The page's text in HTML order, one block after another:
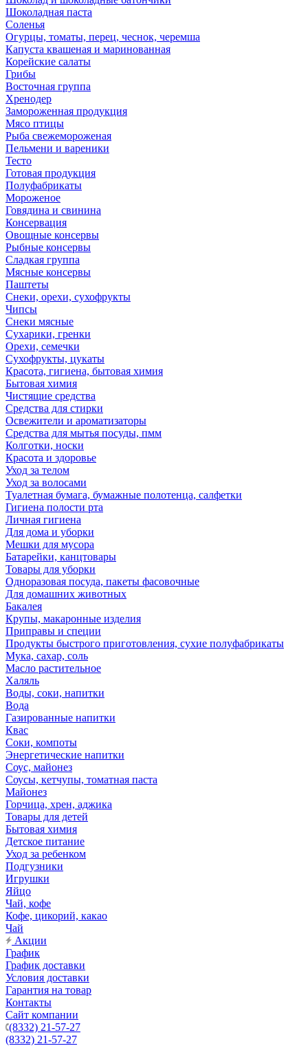
Шоколадная паста
Соленья
Огурцы, томаты, перец, чеснок, черемша
Капуста квашеная и маринованная
Корейские салаты
Грибы
Восточная группа
Хренодер
Замороженная продукция
Мясо птицы
Рыба свежемороженая
Пельмени и вареники
Тесто
Готовая продукция
Полуфабрикаты
Мороженое
Говядина и свинина
Консервация
Овощные консервы
Рыбные консервы
Сладкая группа
Мясные консервы
Паштеты
Снеки, орехи, сухофрукты
Чипсы
Снеки мясные
Сухарики, гренки
Орехи, семечки
Сухофрукты, цукаты
Красота, гигиена, бытовая химия
Бытовая химия
Чистящие средства
Средства для стирки
Освежители и ароматизаторы
Средства для мытья посуды, пмм
Колготки, носки
Красота и здоровье
Уход за телом
Уход за волосами
Туалетная бумага, бумажные полотенца, салфетки
Гигиена полости рта
Личная гигиена
Для дома и уборки
Мешки для мусора
Батарейки, канцтовары
Товары для уборки
Одноразовая посуда, пакеты фасовочные
Для домашних животных
Бакалея
Крупы, макаронные изделия
Приправы и специи
Продукты быстрого приготовления, сухие полуфабрикаты
Мука, сахар, соль
Масло растительное
Халяль
Воды, соки, напитки
Вода
Газированные напитки
Квас
Соки, компоты
Энергетические напитки
Соус, майонез
Соусы, кетчупы, томатная паста
Майонез
Горчица, хрен, аджика
Товары для детей
Бытовая химия
Детское питание
Уход за ребенком
Подгузники
Игрушки
Яйцо
Чай, кофе
Кофе, цикорий, какао
Чай
Акции
График
График доставки
Условия доставки
Гарантия на товар
Контакты
Сайт компании
(8332) 21-57-27
(8332) 21-57-27